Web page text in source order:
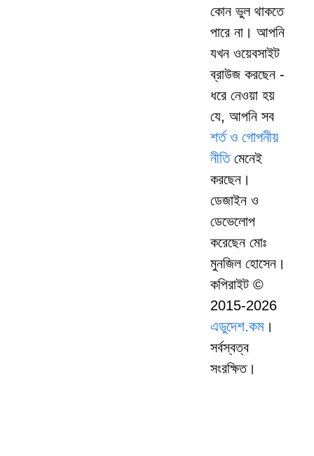
কোন ভুল থাকতে
পারে না। আপনি
যখন ওয়েবসাইট
ব্রাউজ করছেন -
ধরে নেওয়া হয়
যে, আপনি সব
শর্ত ও গোপনীয়
নীতিমেনেই
করছেন।
ডেজাইন ও
ডেভেলোপ
করেছেন মোঃ
মুনজিল হোসেন।
কপিরাইট ©
2015-2026
এডুদেশ.কম ।
সর্বস্বত্ব
সংরক্ষিত।